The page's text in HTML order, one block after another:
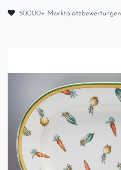
50000+ Marktplatzbewertungen